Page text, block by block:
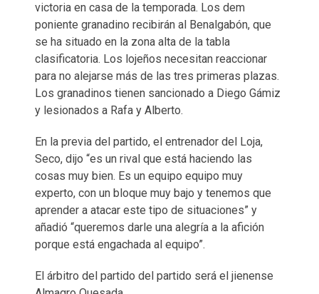
victoria en casa de la temporada. Los dem
poniente granadino recibirán al Benalgabón, que
se ha situado en la zona alta de la tabla
clasificatoria. Los lojeños necesitan reaccionar
para no alejarse más de las tres primeras plazas.
Los granadinos tienen sancionado a Diego Gámiz
y lesionados a Rafa y Alberto.
En la previa del partido, el entrenador del Loja,
Seco, dijo “es un rival que está haciendo las
cosas muy bien. Es un equipo equipo muy
experto, con un bloque muy bajo y tenemos que
aprender a atacar este tipo de situaciones” y
añadió “queremos darle una alegría a la afición
porque está engachada al equipo”.
El árbitro del partido del partido será el jienense